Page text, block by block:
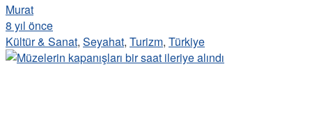
Murat
8 yıl önce
Kültür & Sanat, Seyahat, Turizm, Türkiye